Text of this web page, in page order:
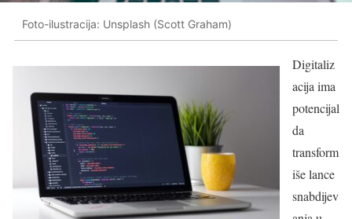
Foto-ilustracija: Unsplash (Scott Graham)
Digitaliz
acija ima
potencijal
da
transform
iše lance
snabdijev